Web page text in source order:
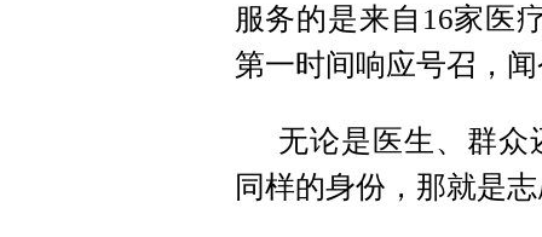
服务的是来自16家医
第一时间响应号召，
无论是医生、群
同样的身份，那就是